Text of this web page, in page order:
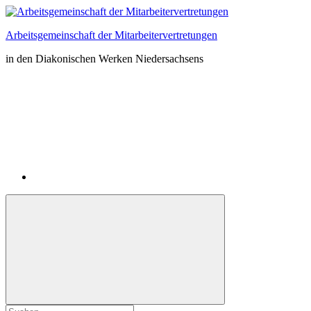
Zum
springen
Arbeitsgemeinschaft der Mitarbeitervertretungen
in den Diakonischen Werken Niedersachsens
Suchformular